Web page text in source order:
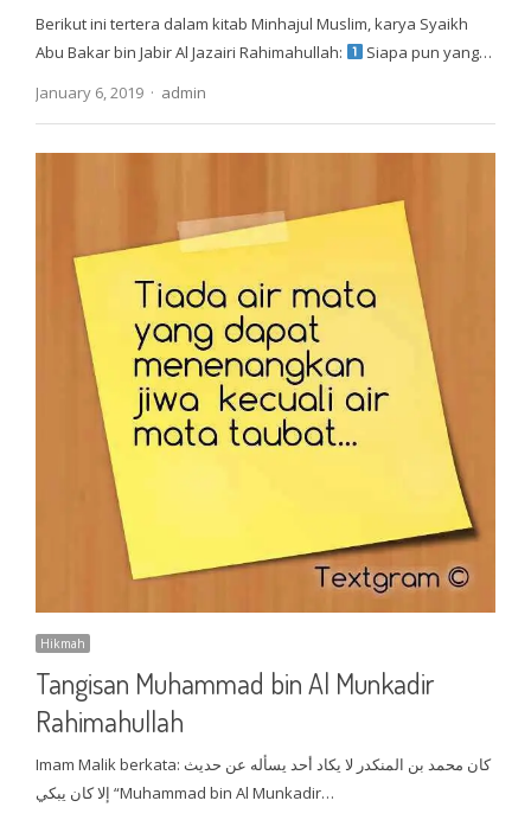
Berikut ini tertera dalam kitab Minhajul Muslim, karya Syaikh
Abu Bakar bin Jabir Al Jazairi Rahimahullah:
Siapa pun yang…
January 6, 2019
Author
admin
Hikmah
Tangisan Muhammad bin Al Munkadir
Rahimahullah
Imam Malik berkata: كان محمد بن المنكدر لا يكاد أحد يسأله عن حديث
إلا كان يبكي “Muhammad bin Al Munkadir…